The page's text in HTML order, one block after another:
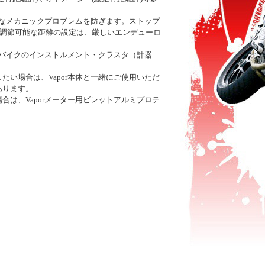
メカニックプロブレムを防ぎます。ストップ
節可能な距離の設定は、厳しいエンデューロ
イクのインストルメント・クラスタ（計器
い場合は、Vapor本体と一緒にご使用いただ
ます。
は、Vaporメーター用ビレットアルミプロテ